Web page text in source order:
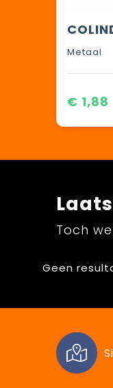
Metaal
€ 1,88
Toch
Geen